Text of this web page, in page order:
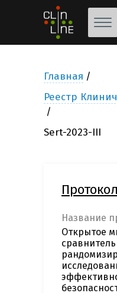
Главная
Реестр
Sert-2023-III
Название
Открытое